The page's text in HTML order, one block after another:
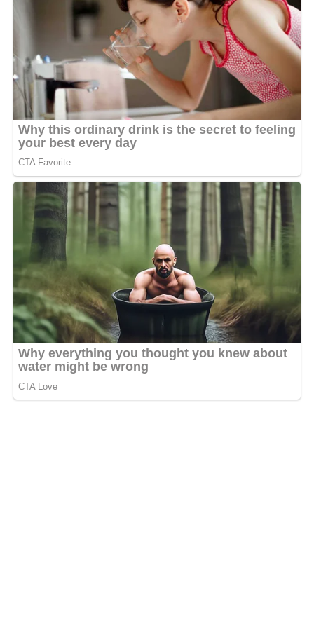
demandé de faire un effort.
« A’Salfo m’a apaisé l’esprit »
Dans son récit, le chanteur explique avoir d’abord revu
son cachet à 15 millions de FCFA, avant d’accepter
finalement une proposition à 10 millions. Une baisse
qu’il dit avoir consentie par considération pour A’Salfo
et pour le ministre Paul Ulrich Kessany, en charge du
Rayonnement culturel.
« C’est lorsque j’étais à Paris au concert de mon grand
Didi B que mon téléphone sonne à nouveau. C’est encore
le vieux A’Salfo. Il me dit qu’il a essayé de discuter avec
les autorités, mais qu’elles ont dit que j’ai trop corsé. Il
fallait essayer de revoir. A’Salfo m’a apaisé l’esprit. Il m’a
dit : petit, ce n’est rien, fais ce sacrifice-là pour moi. J’ai
accepté. J’ai demandé 15 millions avec un dispositif. Il
m’a répondu qu’il pouvait m’avoir 10 millions. Il m’a dit
que c’était la proposition du ministre Paul Kessany. À
cause des deux personnalités que je respecte, je suis parti
de 20 millions à 10 millions », a-t-il confié.
Des exigences logistiques